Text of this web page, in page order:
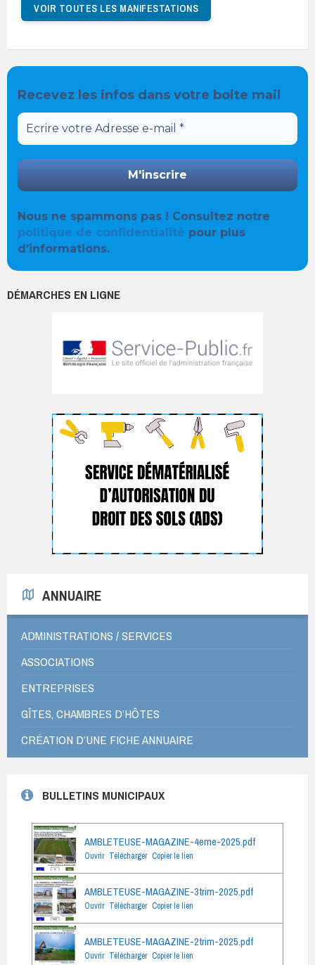
VOIR TOUTES LES MANIFESTATIONS
Recevez les infos dans votre boite mail
Nous ne spammons pas ! Consultez notre
politique de confidentialité pour plus
d’informations.
DÉMARCHES EN LIGNE
ANNUAIRE
ADMINISTRATIONS / SERVICES
ASSOCIATIONS
ENTREPRISES
GÎTES, CHAMBRES D’HÔTES
CRÉATION D’UNE FICHE ANNUAIRE
BULLETINS MUNICIPAUX
AMBLETEUSE-MAGAZINE-4eme-2025.pdf
Ouvrir Télécharger Copier le lien
AMBLETEUSE-MAGAZINE-3trim-2025.pdf
Ouvrir Télécharger Copier le lien
AMBLETEUSE-MAGAZINE-2trim-2025.pdf
Ouvrir Télécharger Copier le lien